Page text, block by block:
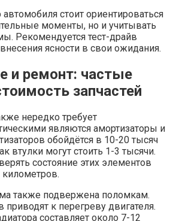
стоит ориентироваться
моменты, но и учитывать
Рекомендуется тест-драйв
ясности в свои ожидания.
и ремонт: частые
запчастей
нередко требует
являются амортизаторы и
обойдётся в 10-20 тысяч
втулки могут стоить 1-3 тысячи.
состояние этих элементов
также подвержена поломкам.
приводят к перегреву двигателя.
составляет около 7-12